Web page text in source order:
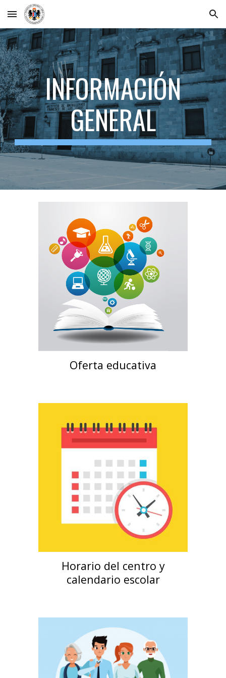
Skip to main content Skip to navigation
INFORMACIÓN
GENERAL
Oferta educativa
Horario del centro y
calendario escolar